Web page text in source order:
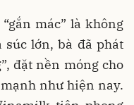
mác” là không
lớn, bà đã phát
đặt nền móng cho
như hiện nay.